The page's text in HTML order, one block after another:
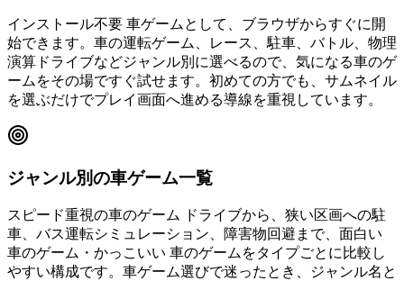
インストール不要 車ゲームとして、ブラウザからすぐに開
始できます。車の運転ゲーム、レース、駐車、バトル、物理
演算ドライブなどジャンル別に選べるので、気になる車のゲ
ームをその場ですぐ試せます。初めての方でも、サムネイル
を選ぶだけでプレイ画面へ進める導線を重視しています。
ジャンル別の車ゲーム一覧
スピード重視の車のゲーム ドライブから、狭い区画への駐
車、バス運転シミュレーション、障害物回避まで、面白い
車のゲーム・かっこいい 車のゲームをタイプごとに比較し
やすい構成です。車ゲーム選びで迷ったとき、ジャンル名と